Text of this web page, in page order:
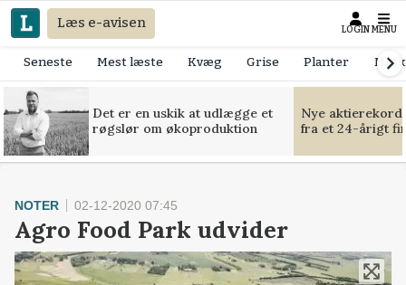
Læs e-avisen LOGIN MENU
Seneste Mest læste Kvæg Grise Planter
Det er en uskik at udlægge et
røgslør om økoproduktion
Nye
fra et 24-årigt
NOTER 02-12-2020 07:45
Agro Food Park udvider